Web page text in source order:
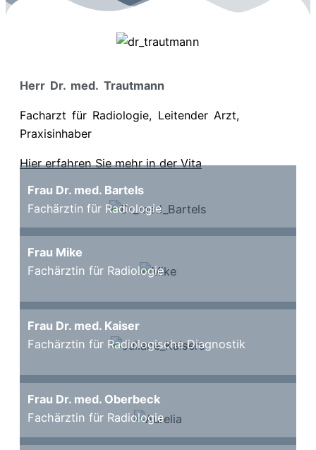
Herr Dr. med. Trautmann
Facharzt für Radiologie, Leitender Arzt,
Praxisinhaber
Hier erfahren Sie mehr in der Vita
Frau Dr. med. Bartels
Fachärztin für Radiologie
Frau Mike
Fachärztin für Radiologie
Frau Dr. med. Kaiser
Fachärztin für Radiologische Diagnostik
Frau Dr. med. Oberbeck
Fachärztin für Radiologie